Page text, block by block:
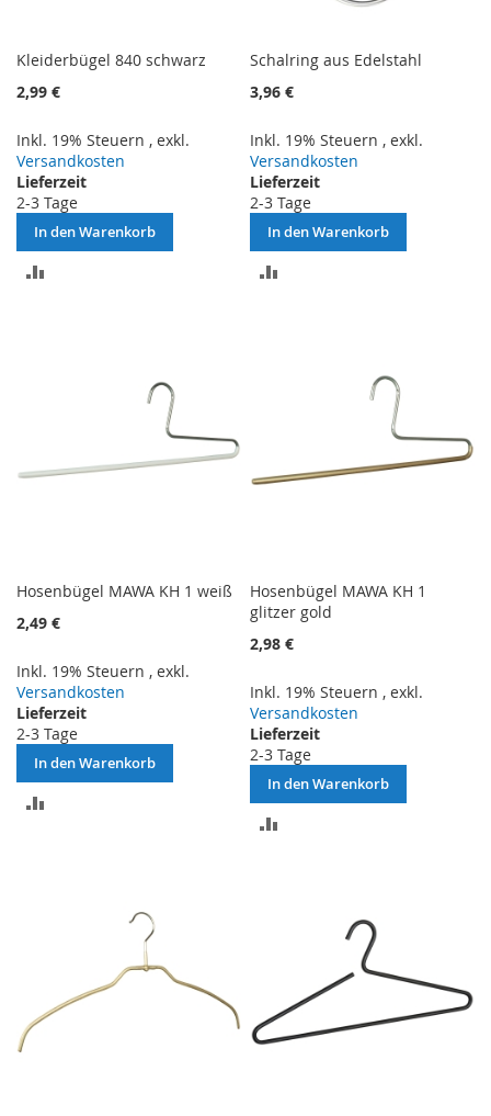
Kleiderbügel 840 schwarz
2,99 €
Inkl. 19% Steuern , exkl.
Versandkosten
Lieferzeit
2-3 Tage
In den Warenkorb
Schalring aus Edelstahl
3,96 €
Inkl. 19% Steuern ,exkl.
Versandkosten
Lieferzeit
2-3 Tage
In den Warenkorb
Hosenbügel MAWA KH 1 weiß
2,49 €
Inkl. 19% Steuern , exkl.
Versandkosten
Lieferzeit
2-3 Tage
In den Warenkorb
Hosenbügel MAWA KH 1
glitzer gold
2,98 €
Inkl. 19% Steuern ,exkl.
Versandkosten
Lieferzeit
2-3 Tage
In den Warenkorb